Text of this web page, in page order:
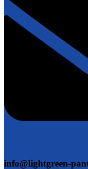
info@lightgreen-